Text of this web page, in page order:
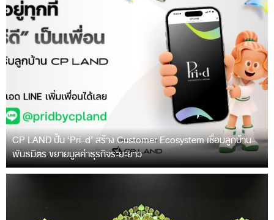
CP LAND ปั้น ‘Pri-d’ สร้าง Customer Ecosystem เชื่อมลูกบ้าน-
พันธมิตร ขยายมูลค่าธุรกิจระยะยาว